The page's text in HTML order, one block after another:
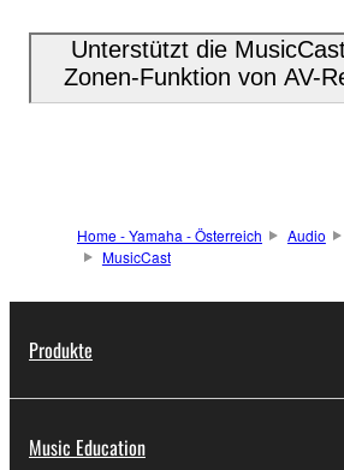
Unterstützt die
Zonen-Funktion von AV-
Home - Yamaha - Österreich Audio
MusicCast
Produkte
Music Education